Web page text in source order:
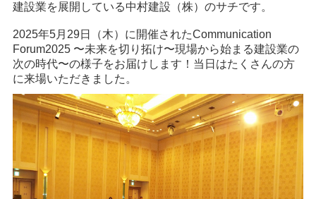
建設業を展開している中村建設（株）のサチです。
2025年5月29日（木）に開催されたCommunication
Forum2025 〜未来を切り拓け〜現場から始まる建設業の
次の時代〜の様子をお届けします！当日はたくさんの方
に来場いただきました。